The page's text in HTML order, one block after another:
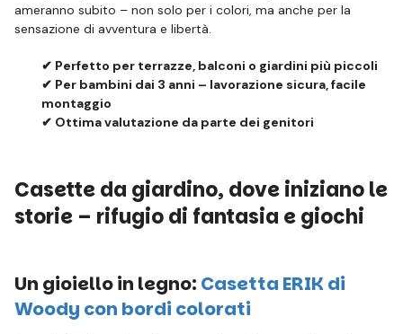
ameranno subito – non solo per i colori, ma anche per la
sensazione di avventura e libertà.
✔ Perfetto per terrazze, balconi o giardini più piccoli
✔ Per bambini dai 3 anni – lavorazione sicura, facile
montaggio
✔ Ottima valutazione da parte dei genitori
Casette da giardino, dove iniziano le
storie – rifugio di fantasia e giochi
Un gioiello in legno: Casetta ERIK di
Woody con bordi colorati